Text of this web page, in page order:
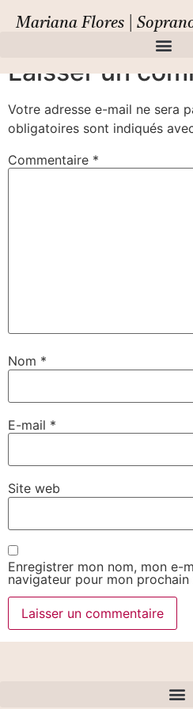
Mariana Flores |
Ave María
Laisser un
Votre adresse e-mail ne sera
obligatoires sont indiqués
Commentaire *
Nom *
E-mail *
Site web
Enregistrer mon nom, mon e-
navigateur pour mon prochain